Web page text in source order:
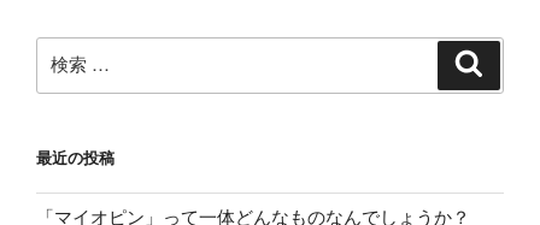
検
索:
最近の投稿
「マイオピン」って一体どんなものなんでしょうか？